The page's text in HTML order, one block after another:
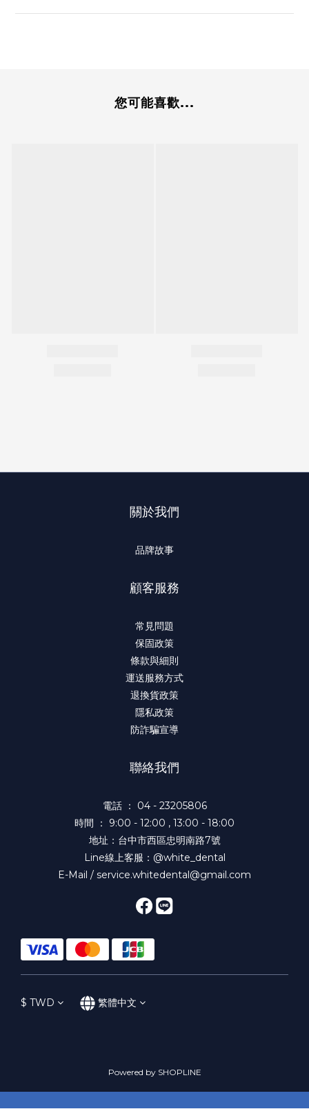
您可能喜歡...
關於我們
品牌故事
顧客服務
常見問題
保固政策
條款與細則
運送服務方式
退換貨政策
隱私政策
防詐騙宣導
聯絡我們
電話 ： 04 - 23205806
時間 ： 9:00 - 12:00 , 13:00 - 18:00
地址：台中市西區忠明南路7號
Line線上客服：@white_dental
E-Mail / service.whitedental@gmail.com
$ TWD 繁體中文
Powered by SHOPLINE